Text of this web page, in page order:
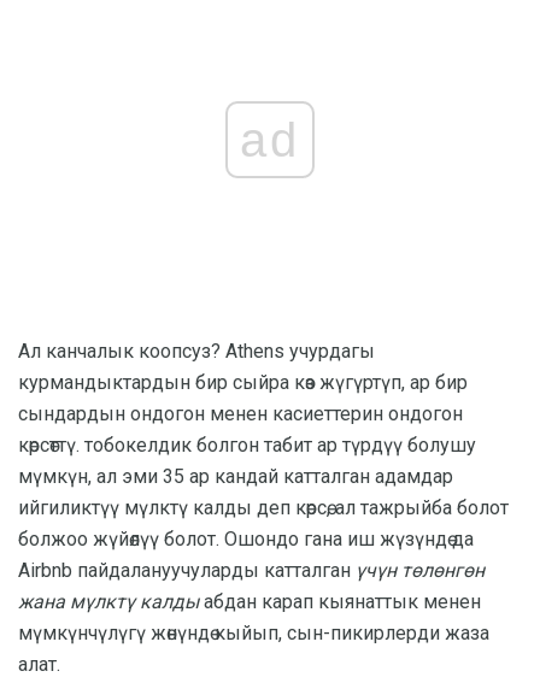
ad
Ал канчалык коопсуз? Athens учурдагы
курмандыктардын бир сыйра көз жүгүртүп, ар бир
сындардын ондогон менен касиеттерин ондогон
көрсөттү. тобокелдик болгон табит ар түрдүү болушу
мүмкүн, ал эми 35 ар кандай катталган адамдар
ийгиликтүү мүлктү калды деп көрсө, ал тажрыйба болот
болжоо жүйөлүү болот. Ошондо гана иш жүзүндө да
Airbnb пайдалануучуларды катталган үчүн төлөнгөн
жана мүлктү калдыабдан карап кыянаттык менен
мүмкүнчүлүгү жөнүндө кыйып, сын-пикирлерди жаза
алат.